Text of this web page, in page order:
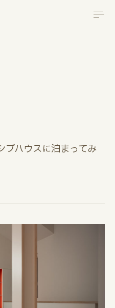
メ
ブハウスに泊まってみ